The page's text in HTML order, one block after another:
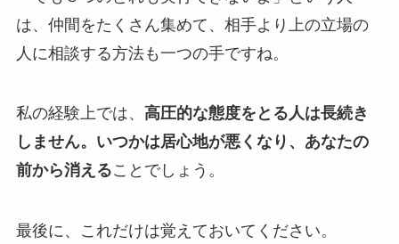
は、仲間をたくさん集めて、相手より上の立場の
人に相談する方法も一つの手ですね。
私の経験上では、 高圧的な態度をとる人は長続き
しません。いつかは居心地が悪くなり、あなたの
前から消えることでしょう。
最後に、これだけは覚えておいてください。